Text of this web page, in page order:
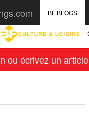
ou écrivez un article
BF BLOGS